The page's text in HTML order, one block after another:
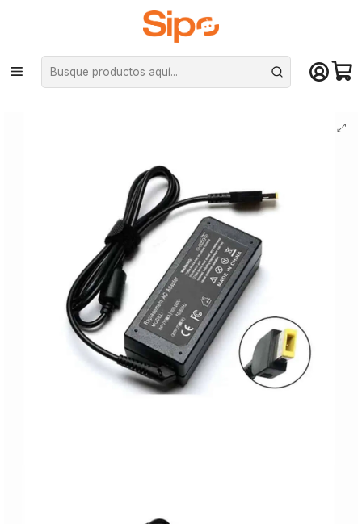
¡Compra hasta mediodía y recibe hoy! De lunes a sábado en el gran
Santiago. Envío gratis desde $29.990
Inicio Redes y conectividad Cargadores Notebook
Cargador notebook compatible con lenovo yoga (DBEKC-137)